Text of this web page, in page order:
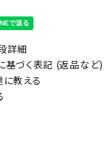
詳細
基づく表記 (返品など)
教える